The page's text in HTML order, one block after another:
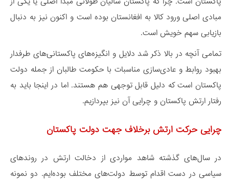
مبادی اصلی ورود کالا به افغانستان بوده است و اکنون نیز به دنبال
بازیابی سهم خویش است.
تمامی آنچه در بالا ذکر شد دلایل و انگیزه‌های پاکستانی‌های طرفدار
بهبود روابط و عادی‌سازی مناسبات با حکومت طالبان از جمله دولت
پاکستان است که دلیل قابل توجهی هم هستند. اما در اینجا باید به
رفتار ارتش پاکستان و چرایی آن نیز بپردازیم.
چرایی حرکت ارتش برخلاف جهت دولت پاکستان
در سال‌های گذشته شاهد مواردی از دخالت ارتش در روندهای
سیاسی در دست اقدام توسط دولت‌های مختلف بوده‌ایم. دو نمونه